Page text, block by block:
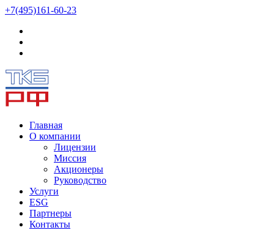
+7(495)161-60-23
Главная
О компании
Лицензии
Миссия
Акционеры
Руководство
Услуги
ESG
Партнеры
Контакты